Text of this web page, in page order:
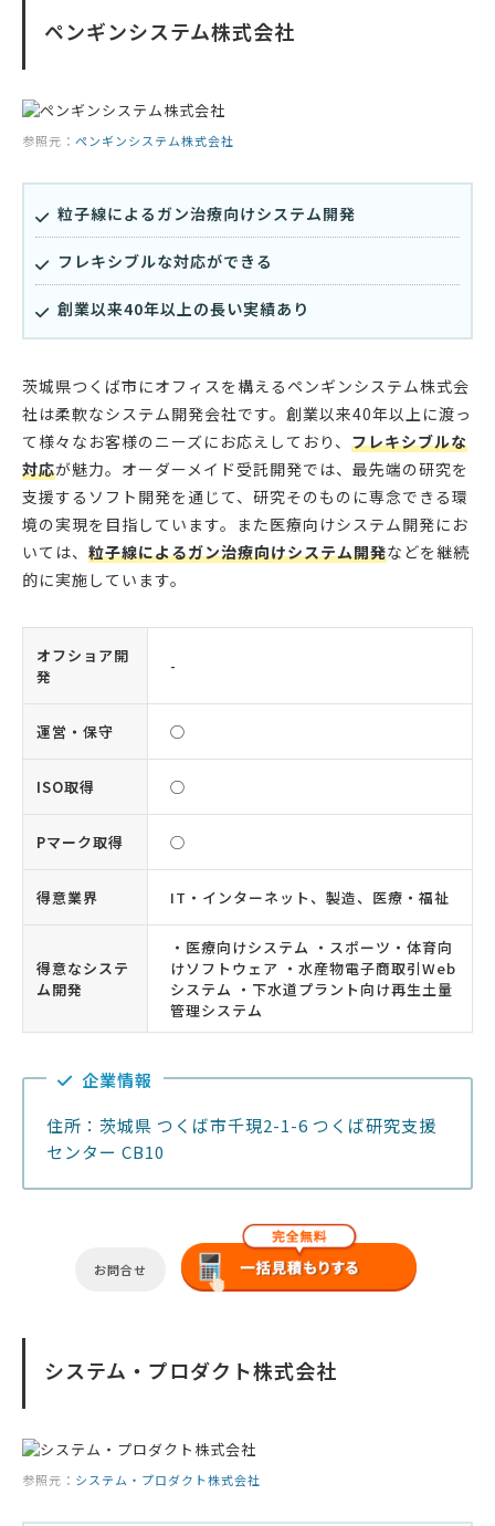
ペンギンシステム株式会社
参照元： ペンギンシステム株式会社
粒子線によるガン治療向けシステム開発
フレキシブルな対応ができる
創業以来40年以上の長い実績あり
茨城県つくば市にオフィスを構えるペンギンシステム株式会
社は柔軟なシステム開発会社です。創業以来40年以上に渡っ
て様々なお客様のニーズにお応えしており、 フレキシブルな
対応が魅力。オーダーメイド受託開発では、最先端の研究を
支援するソフト開発を通じて、研究そのものに専念できる環
境の実現を目指しています。また医療向けシステム開発にお
いては、 粒子線によるガン治療向けシステム開発などを継続
的に実施しています。
オフショア開
発
-
運営・保守 ◯
ISO取得 ◯
Pマーク取得 ◯
得意業界 IT・インターネット、製造、医療・福祉
得意なシステ
ム開発
・医療向けシステム ・スポーツ・体育向
けソフトウェア ・水産物電子商取引Web
システム ・下水道プラント向け再生土量
管理システム
企業情報
住所：茨城県 つくば市千現2-1-6 つくば研究支援
センター CB10
お問合せ
システム・プロダクト株式会社
参照元： システム・プロダクト株式会社